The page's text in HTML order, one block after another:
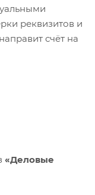
реквизитов и
счёт на
«Деловые